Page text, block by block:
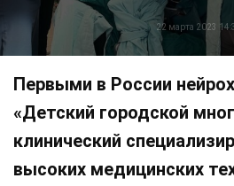
22 марта 2023
Первыми в России
«Детский городской
клинический
высоких медицинских